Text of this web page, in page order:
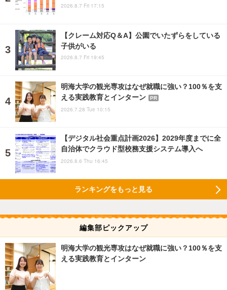
2026.8.7 Fri 17:15
【クレーム対応Q＆A】公園でいたずらをしている
子供がいる
2026.8.7 Fri 19:45
明海大学の観光専攻はなぜ就職に強い？100％を支
える実践教育とインターン
PR
2026.7.28 Tue 10:15
【デジタル社会重点計画2026】2029年度までに全
自治体でクラウド型校務支援システム導入へ
2026.8.6 Thu 16:45
ランキングをもっと見る
編集部ピックアップ
明海大学の観光専攻はなぜ就職に強い？100％を支
える実践教育とインターン